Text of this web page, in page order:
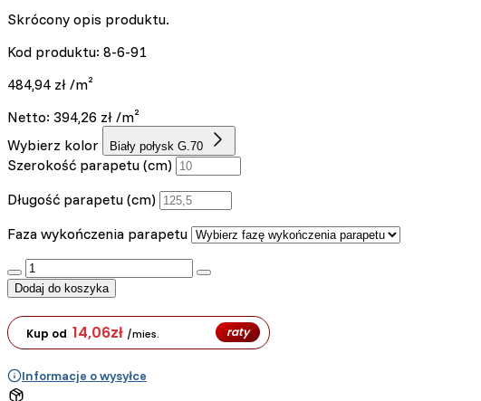
Skrócony opis produktu.
Kod produktu: 8-6-91
484,94 zł /m²
Netto: 394,26 zł /m²
Wybierz kolor
Biały połysk G.70
Szerokość parapetu (cm)
Długość parapetu (cm)
Faza wykończenia parapetu
:product_name quantity
Dodaj do koszyka
Kup od 14,06zł /mies. raty
Informacje o wysyłce